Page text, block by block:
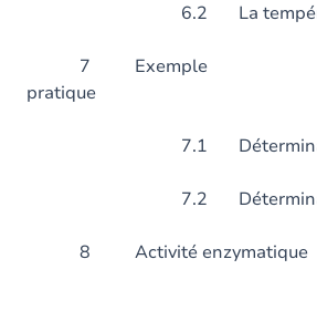
6.2 La
7 Exemple
7.1 Détermination du
7.2 Détermination
8 Activité